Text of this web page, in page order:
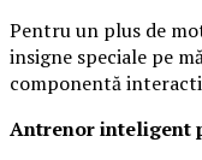
Pentru un plus de
insigne speciale pe
componentă
Antrenor inteligent